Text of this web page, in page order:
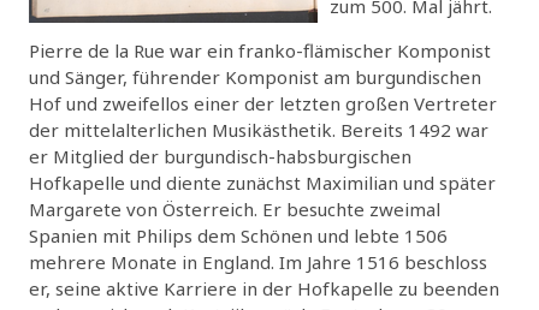
zum 500. Mal jährt.
Pierre de la Rue war ein franko-flämischer Komponist
und Sänger, führender Komponist am burgundischen
Hof und zweifellos einer der letzten großen Vertreter
der mittelalterlichen Musikästhetik. Bereits 1492 war
er Mitglied der burgundisch-habsburgischen
Hofkapelle und diente zunächst Maximilian und später
Margarete von Österreich. Er besuchte zweimal
Spanien mit Philips dem Schönen und lebte 1506
mehrere Monate in England. Im Jahre 1516 beschloss
er, seine aktive Karriere in der Hofkapelle zu beenden